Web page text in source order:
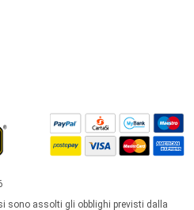
sono assolti gli obblighi previsti dalla